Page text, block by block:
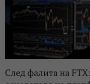
След фалита на